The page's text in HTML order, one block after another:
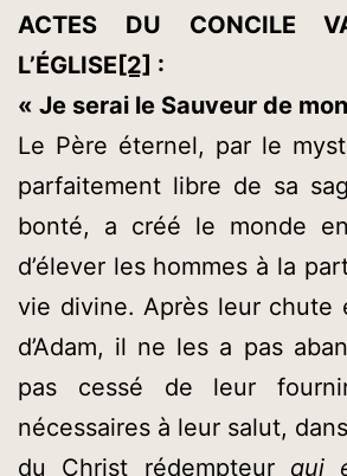
ACTES DU CONCILE
L’ÉGLISE [2] :
« Je serai le Sauveur de
Le Père éternel, par le
parfaitement libre de sa
bonté, a créé le monde
d’élever les hommes à la
vie divine. Après leur chute
d’Adam, il ne les a pas
pas cessé de leur
nécessaires à leur salut,
du Christ rédempteur qui